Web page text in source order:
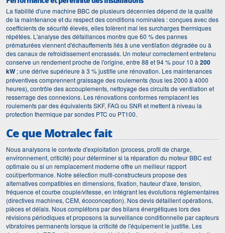
La fiabilité d'une machine BBC de plusieurs décennies dépend de la qualité
de la maintenance et du respect des conditions nominales : conçues avec des
coefficients de sécurité élevés, elles tolèrent mal les surcharges thermiques
répétées. L'analyse des défaillances montre que 60 % des pannes
prématurées viennent d'échauffements liés à une ventilation dégradée ou à
des canaux de refroidissement encrassés. Un moteur correctement entretenu
conserve un rendement proche de l'origine, entre 88 et 94 % pour 10 à 200
kW ; une dérive supérieure à 3 % justifie une rénovation. Les maintenances
préventives comprennent graissage des roulements (tous les 2000 à 4000
heures), contrôle des accouplements, nettoyage des circuits de ventilation et
resserrage des connexions. Les rénovations conformes remplacent les
roulements par des équivalents SKF, FAG ou SNR et mettent à niveau la
protection thermique par sondes PTC ou PT100.
Ce que Motralec fait
Nous analysons le contexte d'exploitation (process, profil de charge,
environnement, criticité) pour déterminer si la réparation du moteur BBC est
optimale ou si un remplacement moderne offre un meilleur rapport
coût/performance. Notre sélection multi-constructeurs propose des
alternatives compatibles en dimensions, fixation, hauteur d'axe, tension,
fréquence et courbe couple/vitesse, en intégrant les évolutions réglementaires
(directives machines, CEM, écoconception). Nos devis détaillent opérations,
pièces et délais. Nous complétons par des bilans énergétiques lors des
révisions périodiques et proposons la surveillance conditionnelle par capteurs
vibratoires permanents lorsque la criticité de l'équipement le justifie. Les